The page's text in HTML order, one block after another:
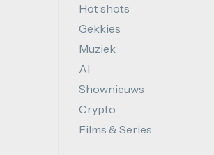
Hot shots
Gekkies
Muziek
AI
Shownieuws
Crypto
Films & Series